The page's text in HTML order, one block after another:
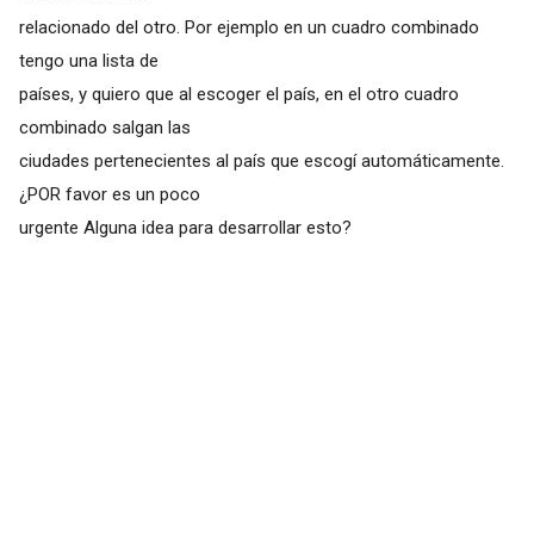
relacionado del otro. Por ejemplo en un cuadro combinado
tengo una lista de
países, y quiero que al escoger el país, en el otro cuadro
combinado salgan las
ciudades pertenecientes al país que escogí automáticamente.
¿POR favor es un poco
urgente Alguna idea para desarrollar esto?